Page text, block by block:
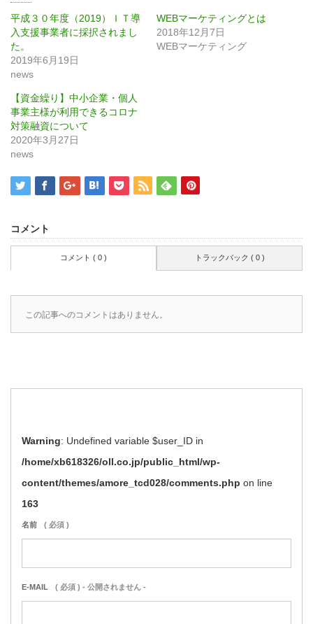
平成３０年度（2019）ＩＴ導
入支援事業者に採択されまし
た。
2019年6月19日
news
WEBマーケティングとは
2018年12月7日
WEBマーケティング
【資金繰り】中小企業・個人
事業主様が利用できるコロナ
対策融資について
2020年3月27日
news
コメント
コメント ( 0 ) トラックバック ( 0 )
この記事へのコメントはありません。
Warning
: Undefined variable $user_ID in
/home/xb618326/oll.co.jp/public_html/wp-
content/themes/amore_tcd028/comments.php on line
163
名前 ( 必須 )
E-MAIL ( 必須 ) - 公開されません -